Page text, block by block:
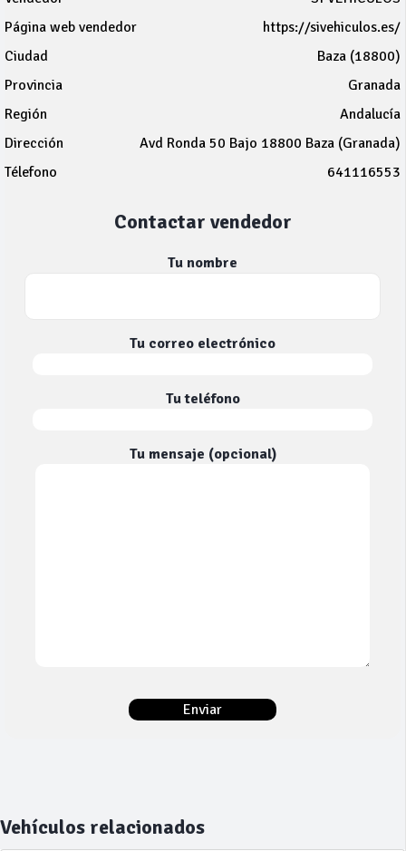
Página web vendedor
https://sivehiculos.es/
Ciudad
Baza (18800)
Provincia
Granada
Región
Andalucía
Dirección
Avd Ronda 50 Bajo 18800 Baza (Granada)
Télefono
641116553
Contactar vendedor
Tu nombre
Tu correo electrónico
Tu teléfono
Tu mensaje (opcional)
Vehículos relacionados